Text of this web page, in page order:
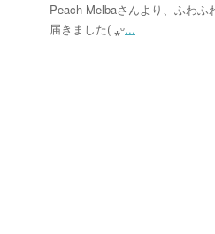
Peach Melbaさんより、ふわ
届きました( ⁎ᵕ...